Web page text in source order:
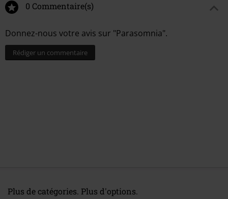
0 Commentaire(s)
Donnez-nous votre avis sur "Parasomnia".
Rédiger un commentaire
Plus de catégories. Plus d'options.